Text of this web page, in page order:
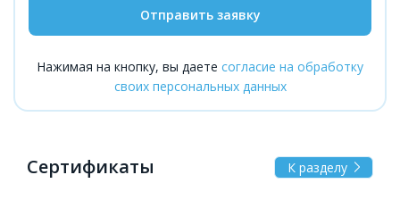
Отправить заявку
Нажимая на кнопку, вы даете согласие на обработку
своих персональных данных
Сертификаты К разделу